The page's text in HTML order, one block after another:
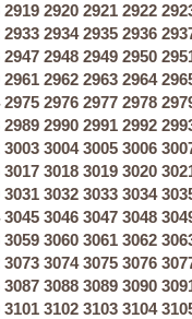
2919 2920 2921 2922
2933 2934 2935 2936
2947 2948 2949 2950
2961 2962 2963 2964
2975 2976 2977 2978
2989 2990 2991 2992
3003 3004 3005 3006
3017 3018 3019 3020
3031 3032 3033 3034
3045 3046 3047 3048
3059 3060 3061 3062
3073 3074 3075 3076
3087 3088 3089 3090
3101 3102 3103 3104